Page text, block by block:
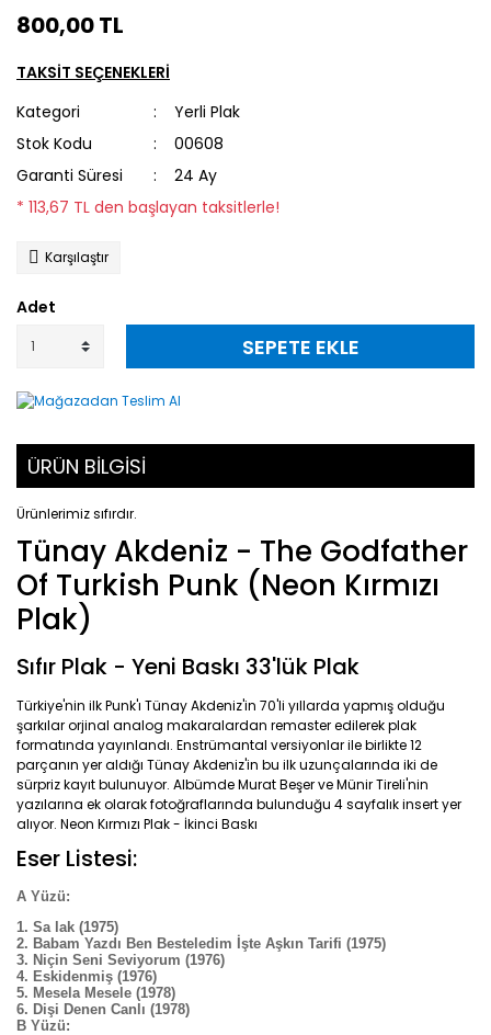
800,00 TL
TAKSİT SEÇENEKLERİ
Kategori
Yerli Plak
Stok Kodu
00608
Garanti Süresi
24 Ay
* 113,67 TL den başlayan taksitlerle!
Karşılaştır
Adet
SEPETE EKLE
ÜRÜN BİLGİSİ
Ürünlerimiz sıfırdır.
Tünay Akdeniz - The Godfather
Of Turkish Punk (Neon Kırmızı
Plak)
Sıfır Plak - Yeni Baskı 33'lük Plak
Türkiye'nin ilk Punk'ı Tünay Akdeniz'in 70'li yıllarda yapmış olduğu
şarkılar orjinal analog makaralardan remaster edilerek plak
formatında yayınlandı. Enstrümantal versiyonlar ile birlikte 12
parçanın yer aldığı Tünay Akdeniz'in bu ilk uzunçalarında iki de
sürpriz kayıt bulunuyor. Albümde Murat Beşer ve Münir Tireli'nin
yazılarına ek olarak fotoğraflarında bulunduğu 4 sayfalık insert yer
alıyor. Neon Kırmızı Plak - İkinci Baskı
Eser Listesi:
A Yüzü:
Sa lak (1975)
Babam Yazdı Ben Besteledim İşte Aşkın Tarifi (1975)
Niçin Seni Seviyorum (1976)
Eskidenmiş (1976)
Mesela Mesele (1978)
Dişi Denen Canlı (1978)
B Yüzü: